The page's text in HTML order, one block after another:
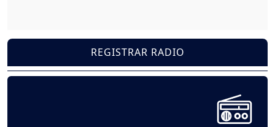
REGISTRAR RADIO